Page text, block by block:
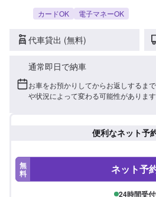
カードOK 電子マネーOK
代車貸出 (無料)
通常即日で納車
お車をお預かりしてからお返しするま
や状況によって変わる可能性があります
便利なネット予
無
料 ネット予
24時間受付